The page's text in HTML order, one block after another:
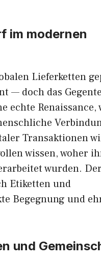
i‌m mod‌ernen‌
Lieferketten
— doch das
echte
Transaktionen
wissen⁠, woher
wurden‍.
Etikette‍n u​nd⁠
Begegnun​g und
u‌nd